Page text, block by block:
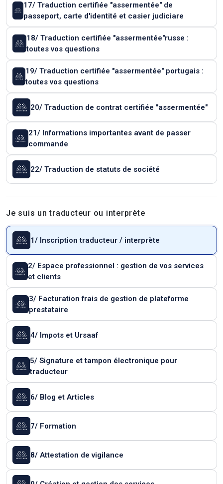
17/ Traduction certifiée "assermentée" de
passeport, carte d'identité et casier judiciare
18/ Traduction certifiée "assermentée"russe :
toutes vos questions
19/ Traduction certifiée "assermentée" portugais :
toutes vos questions
20/ Traduction de contrat certifiée "assermentée"
21/ Informations importantes avant de passer
commande
22/ Traduction de statuts de société
Je suis un traducteur ou interprète
1/ Inscription traducteur / interprète
2/ Espace professionnel : gestion de vos services
et clients
3/ Facturation frais de gestion de plateforme
prestataire
4/ Impots et Ursaaf
5/ Signature et tampon électronique pour
traducteur
6/ Blog et Articles
7/ Formation
8/ Attestation de vigilance